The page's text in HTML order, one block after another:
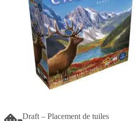
Draft – Placement de tuiles